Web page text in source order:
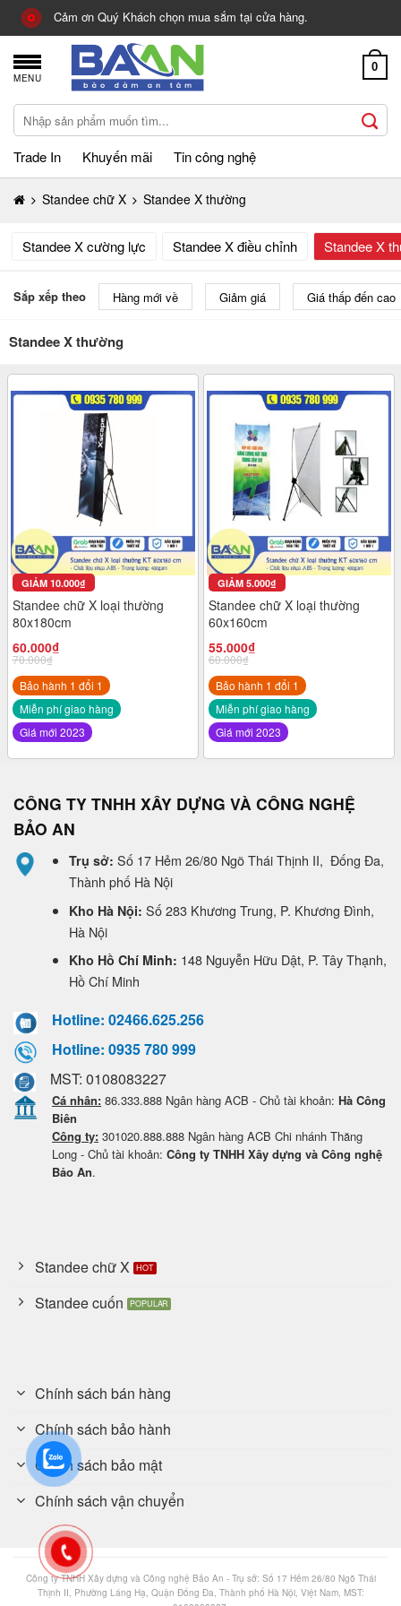
Skip
to
content
Cảm ơn Quý Khách chọn mua sắm tại cửa hàng.
MENU
0
Tìm
kiếm:
Trade In Khuyến mãi Tin công nghệ
Standee chữ X Standee X thường
Standee X cường lực Standee X điều chỉnh Standee X
Sắp xếp theo Hàng mới về Giảm giá Giá thấp đến cao
Standee X thường
GIẢM 10.000₫
Standee chữ X loại thường
80x180cm
60.000₫
70.000₫
Bảo hành 1 đổi 1
Miễn phí giao hàng
Giá mới 2023
GIẢM 5.000₫
Standee chữ X loại thường
60x160cm
55.000₫
60.000₫
Bảo hành 1 đổi 1
Miễn phí giao hàng
Giá mới 2023
CÔNG TY TNHH XÂY DỰNG VÀ CÔNG NGHỆ
BẢO AN
Trụ sở: Số 17 Hẻm 26/80 Ngõ Thái Thịnh II, Đống Đa,
Thành phố Hà Nội
Kho Hà Nội: Số 283 Khương Trung, P. Khương Đình,
Hà Nội
Kho Hồ Chí Minh: 148 Nguyễn Hữu Dật, P. Tây Thạnh,
Hồ Chí Minh
Hotline: 02466.625.256
Hotline: 0935 780 999
MST: 0108083227
Cá nhân: 86.333.888 Ngân hàng ACB - Chủ tài khoản: Hà Công
Biên
Công ty: 301020.888.888 Ngân hàng ACB Chi nhánh Thăng
Long - Chủ tài khoản: Công ty TNHH Xây dựng và Công nghệ
Bảo An.
Standee chữ X
Standee cuốn
Chính sách bán hàng
Chính sách bảo hành
Chính sách bảo mật
Chính sách vận chuyển
Công ty TNHH Xây dựng và Công nghệ Bảo An - Trụ sở: Số 17 Hẻm 26/80 Ngõ Thái
Thịnh II, Phường Láng Hạ, Quận Đống Đa, Thành phố Hà Nội, Việt Nam, MST: